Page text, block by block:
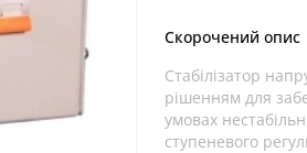
Скорочений опис
​Стабілізатор
рішенням для
умовах
ступеневого